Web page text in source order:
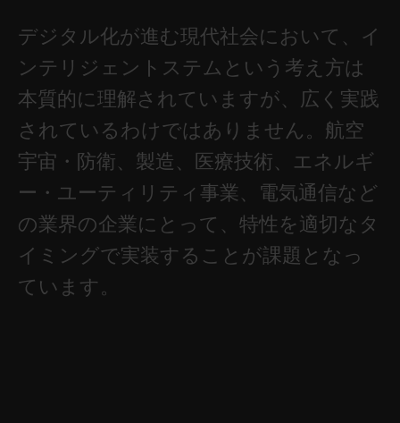
デジタル化が進む現代社会において、イ
ンテリジェントステムという考え方は
本質的に理解されていますが、広く実践
されているわけではありません。航空
宇宙・防衛、製造、医療技術、エネルギ
ー・ユーティリティ事業、電気通信など
の業界の企業にとって、特性を適切なタ
イミングで実装することが課題となっ
ています。